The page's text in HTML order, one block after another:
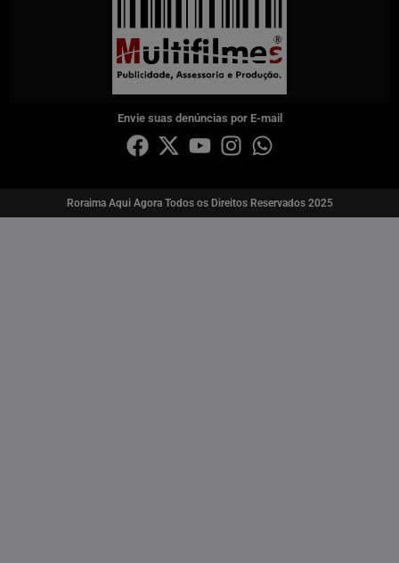
Envie suas denúncias por E-mail
Roraima Aqui Agora Todos os Direitos Reservados 2025